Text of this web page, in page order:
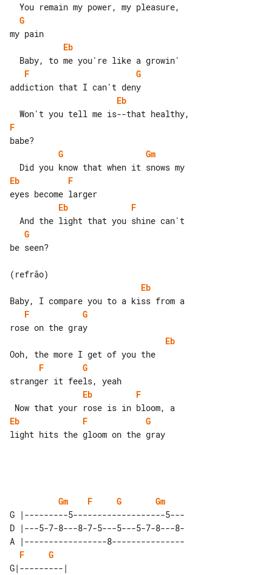
G
Eb
F
G
Eb
F
G
Gm
Eb
F
Eb
F
G
be seen?
Eb
F
G
Eb
F
G
Eb
F
Eb
F
G
light hits the gloom on the gray
Gm F G
Gm
G |---------5-------------------5---
D |---5-7-8---8-7-5---5---5-7-8---8-
A |-----------------8---------------
F
G
G|---------|